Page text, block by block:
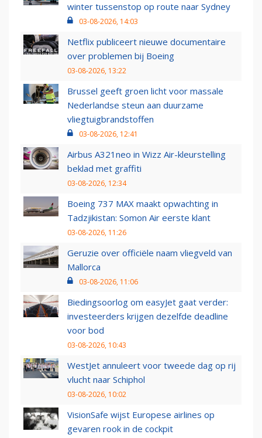
winter tussenstop op route naar Sydney
03-08-2026, 14:03
Netflix publiceert nieuwe documentaire
over problemen bij Boeing
03-08-2026, 13:22
Brussel geeft groen licht voor massale
Nederlandse steun aan duurzame
vliegtuigbrandstoffen
03-08-2026, 12:41
Airbus A321neo in Wizz Air-kleurstelling
beklad met graffiti
03-08-2026, 12:34
Boeing 737 MAX maakt opwachting in
Tadzjikistan: Somon Air eerste klant
03-08-2026, 11:26
Geruzie over officiële naam vliegveld van
Mallorca
03-08-2026, 11:06
Biedingsoorlog om easyJet gaat verder:
investeerders krijgen dezelfde deadline
voor bod
03-08-2026, 10:43
WestJet annuleert voor tweede dag op rij
vlucht naar Schiphol
03-08-2026, 10:02
VisionSafe wijst Europese airlines op
gevaren rook in de cockpit